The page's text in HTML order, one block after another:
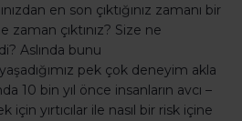
en son çıktığınız zamanı bir
zaman çıktınız? Size ne
Aslında bunu
pek çok deneyim akla
10 bin yıl önce insanların avcı –
için yırtıcılar ile nasıl bir risk içine